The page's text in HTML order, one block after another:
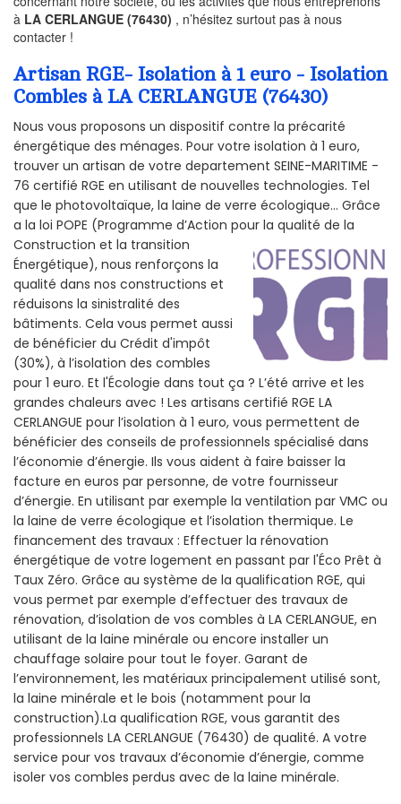
à LA CERLANGUE (76430) , n’hésitez surtout pas à nous
contacter !
Artisan RGE- Isolation à 1 euro - Isolation
Combles à LA CERLANGUE (76430)
Nous vous proposons un dispositif contre la précarité
énergétique des ménages. Pour votre isolation à 1 euro,
trouver un artisan de votre departement SEINE-MARITIME -
76 certifié RGE en utilisant de nouvelles technologies. Tel
que le photovoltaïque, la laine de verre écologique... Grâce
a la loi POPE (Programme d’Action pour la qualité de la
Construction et la transition
Énergétique), nous renforçons la
qualité dans nos constructions et
réduisons la sinistralité des
bâtiments. Cela vous permet aussi
de bénéficier du Crédit d'impôt
(30%), à l’isolation des combles
pour 1 euro. Et l'Écologie dans tout ça ? L’été arrive et les
grandes chaleurs avec ! Les artisans certifié RGE LA
CERLANGUE pour l’isolation à 1 euro, vous permettent de
bénéficier des conseils de professionnels spécialisé dans
l’économie d’énergie. Ils vous aident à faire baisser la
facture en euros par personne, de votre fournisseur
d’énergie. En utilisant par exemple la ventilation par VMC ou
la laine de verre écologique et l’isolation thermique. Le
financement des travaux : Effectuer la rénovation
énergétique de votre logement en passant par l'Éco Prêt à
Taux Zéro. Grâce au système de la qualification RGE, qui
vous permet par exemple d’effectuer des travaux de
rénovation, d’isolation de vos combles à LA CERLANGUE, en
utilisant de la laine minérale ou encore installer un
chauffage solaire pour tout le foyer. Garant de
l’environnement, les matériaux principalement utilisé sont,
la laine minérale et le bois (notamment pour la
construction).La qualification RGE, vous garantit des
professionnels LA CERLANGUE (76430) de qualité. A votre
service pour vos travaux d’économie d’énergie, comme
isoler vos combles perdus avec de la laine minérale.